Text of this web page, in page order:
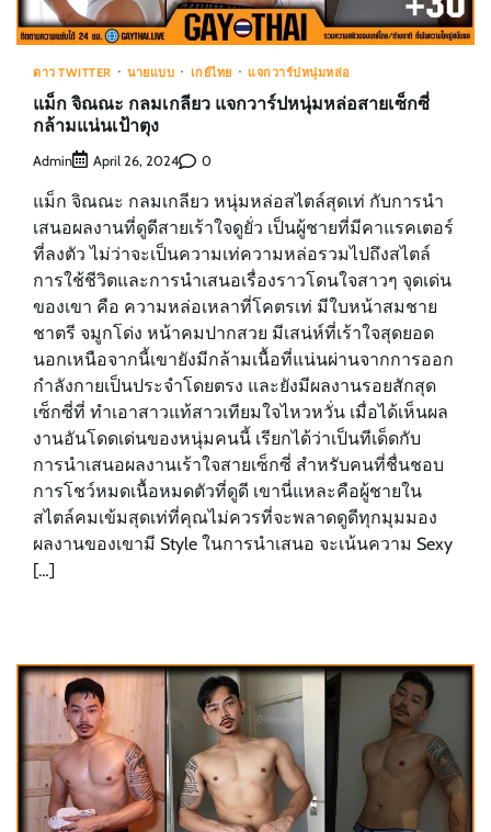
ดาว TWITTER นายแบบ เกย์ไทย แจกวาร์ปหนุ่มหล่อ
แม็ก จิณณะ กลมเกลียว แจกวาร์ปหนุ่มหล่อสายเซ็กซี่
กล้ามแน่นเป้าตุง
Admin April 26, 2024 0
แม็ก จิณณะ กลมเกลียว หนุ่มหล่อสไตล์สุดเท่ กับการนำ
เสนอผลงานที่ดูดีสายเร้าใจดูยั่ว เป็นผู้ชายที่มีคาแรคเตอร์
ที่ลงตัว ไม่ว่าจะเป็นความเท่ความหล่อรวมไปถึงสไตล์
การใช้ชีวิตและการนำเสนอเรื่องราวโดนใจสาวๆ จุดเด่น
ของเขา คือ ความหล่อเหลาที่โคตรเท่ มีใบหน้าสมชาย
ชาตรี จมูกโด่ง หน้าคมปากสวย มีเสน่ห์ที่เร้าใจสุดยอด
นอกเหนือจากนี้เขายังมีกล้ามเนื้อที่แน่นผ่านจากการออก
กำลังกายเป็นประจำโดยตรง และยังมีผลงานรอยสักสุด
เซ็กซี่ที่ ทำเอาสาวแท้สาวเทียมใจไหวหวั่น เมื่อได้เห็นผล
งานอันโดดเด่นของหนุ่มคนนี้ เรียกได้ว่าเป็นทีเด็ดกับ
การนำเสนอผลงานเร้าใจสายเซ็กซี่ สำหรับคนที่ชื่นชอบ
การโชว์หมดเนื้อหมดตัวที่ดูดี เขานี่แหละคือผู้ชายใน
สไตล์คมเข้มสุดเท่ที่คุณไม่ควรที่จะพลาดดูดีทุกมุมมอง
ผลงานของเขามี Style ในการนำเสนอ จะเน้นความ Sexy
[…]